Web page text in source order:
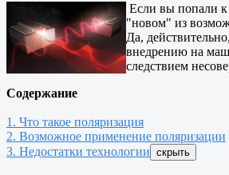
Если вы попали к
"новом" из
Да,
внедрению на
следствием
Содержание
1. Что такое поляризация
2. Возможное применение поляризации
3. Недостатки технологии скрыть